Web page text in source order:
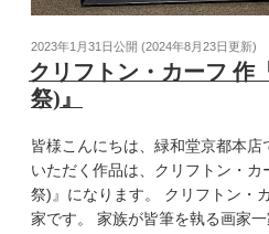
2023年1月31日公開 (2024年8月23日 更新)
クリフトン・カーフ 作
祭)』
皆様こんにちは、緑和堂京都本
いただく作品は、クリフトン・
祭)』になります。 クリフトン・
家です。 家族が皆筆を執る画家